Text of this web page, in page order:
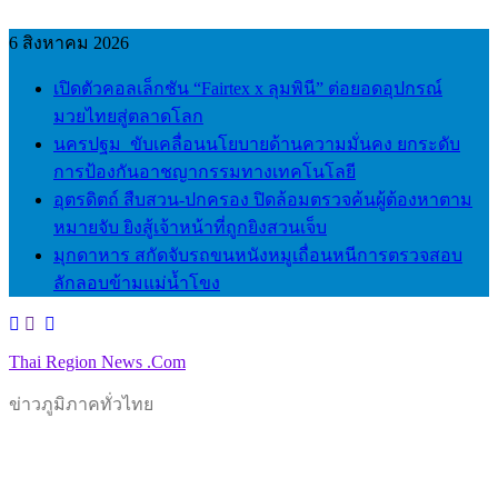
to
6 สิงหาคม 2026
เปิดตัวคอลเล็กชัน “Fairtex x ลุมพินี” ต่อยอดอุปกรณ์
มวยไทยสู่ตลาดโลก
นครปฐม ขับเคลื่อนนโยบายด้านความมั่นคง ยกระดับ
การป้องกันอาชญากรรมทางเทคโนโลยี
อุตรดิตถ์ สืบสวน-ปกครอง ปิดล้อมตรวจค้นผู้ต้องหาตาม
หมายจับ ยิงสู้เจ้าหน้าที่ถูกยิงสวนเจ็บ
มุกดาหาร สกัดจับรถขนหนังหมูเถื่อนหนีการตรวจสอบ
ลักลอบข้ามแม่น้ำโขง
Thai Region News .Com
ข่าวภูมิภาคทั่วไทย